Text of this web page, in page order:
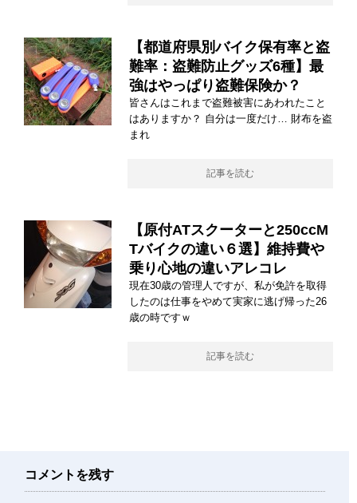
【都道府県別バイク保有率と盗
難率：盗難防止グッズ6種】最
強はやっぱり盗難保険か？
皆さんはこれまで盗難被害にあわれたこと
はありますか？ 自分は一度だけ… 財布を盗
まれ
記事を読む
【原付ATスクーターと250ccM
Tバイクの違い６選】維持費や
乗り心地の違いアレコレ
現在30歳の管理人ですが、私が免許を取得
したのは仕事をやめて実家に逃げ帰った26
歳の時ですｗ
記事を読む
コメントを残す